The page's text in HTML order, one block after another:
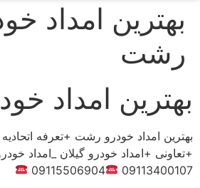
بهترین امداد
رشت
بهترین امداد
بهترین امداد خودرو رشت +تعرفه
+تعاونی +امداد خودرو گیلان _امداد
09113400107
09115506904